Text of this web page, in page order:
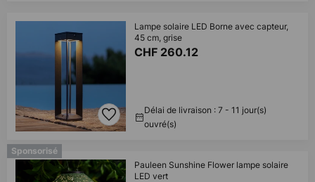
Lampe solaire LED Borne avec capteur,
45 cm, grise
CHF 260.12
Délai de livraison : 7 - 11 jour(s)
ouvré(s)
Sponsorisé
Pauleen Sunshine Flower lampe solaire
LED vert